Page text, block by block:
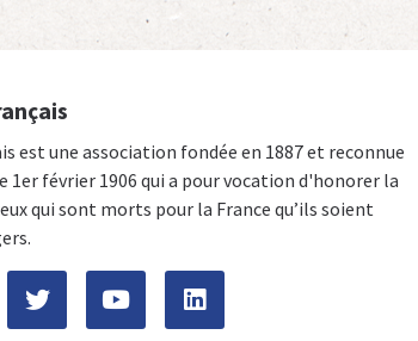
est une association fondée en 1887 et reconnue
1er février 1906 qui a pour vocation d'honorer la
qui sont morts pour la France qu’ils soient